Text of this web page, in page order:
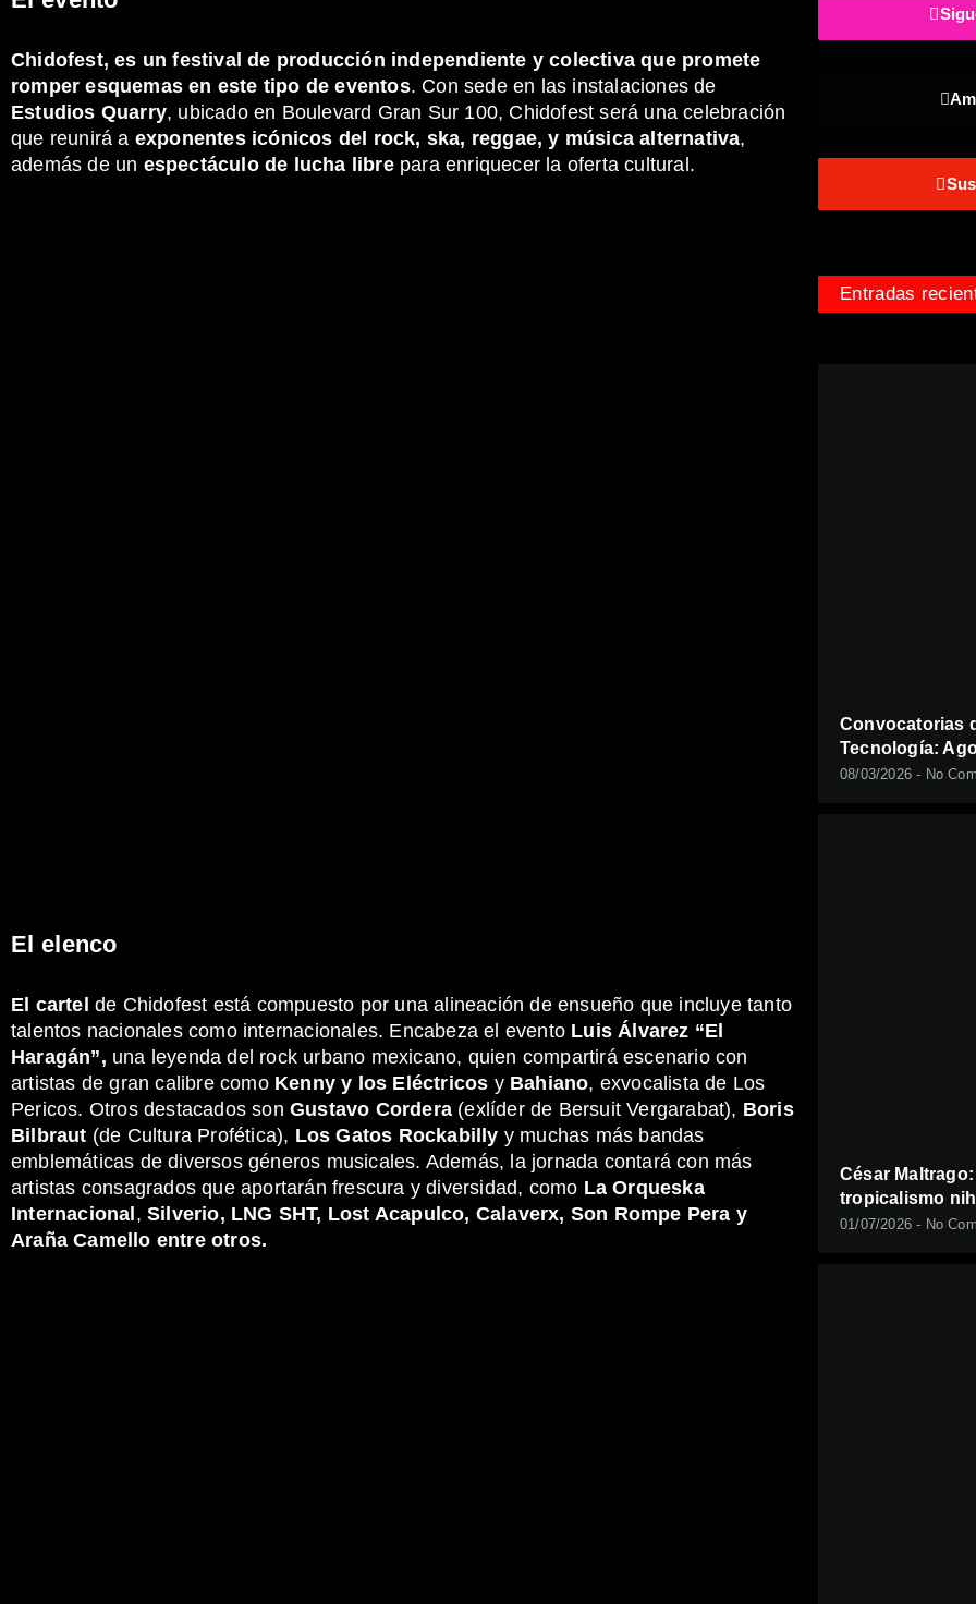
Chidofest, es un festival de producción independiente y colectiva que promete
romper esquemas en este tipo de eventos. Con sede en las instalaciones de
Estudios Quarry, ubicado en Boulevard Gran Sur 100, Chidofest será una celebración
que reunirá a exponentes icónicos del rock, ska, reggae, y música alternativa,
además de un espectáculo de lucha librepara enriquecer la oferta cultural.
El elenco
El cartel de Chidofest está compuesto por una alineación de ensueño que incluye tanto
talentos nacionales como internacionales. Encabeza el evento Luis Álvarez “El
Haragán”, una leyenda del rock urbano mexicano, quien compartirá escenario con
artistas de gran calibre como Kenny y los Eléctricos y Bahiano, exvocalista de Los
Pericos. Otros destacados son Gustavo Cordera (exlíder de Bersuit Vergarabat), Boris
Bilbraut (de Cultura Profética), Los Gatos Rockabilly y muchas más bandas
emblemáticas de diversos géneros musicales. Además, la jornada contará con más
artistas consagrados que aportarán frescura y diversidad, como La Orqueska
Internacional ,Silverio, LNG SHT, Lost Acapulco, Calaverx, Son Rompe Pera y
Araña Camello entre otros.
Entradas
Convocatorias
Tecnología:
08/03/2026 No
César
tropicalismo
01/07/2026 No